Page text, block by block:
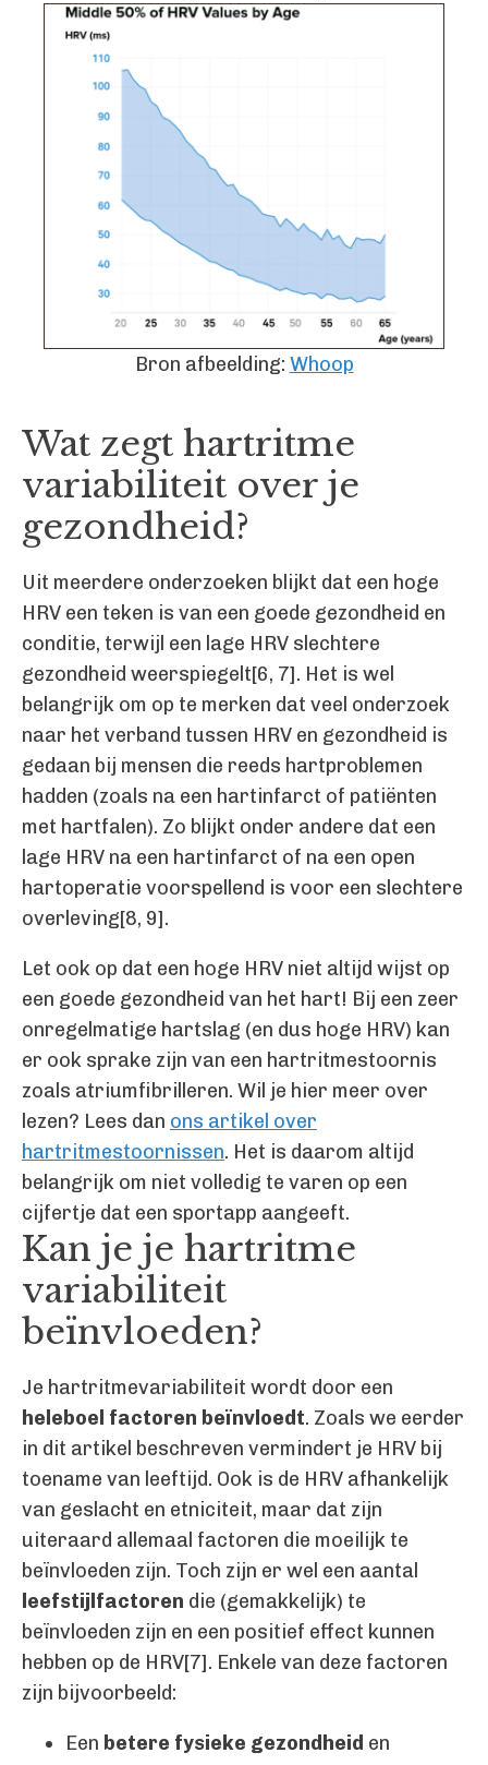
Bron afbeelding: Whoop
Wat zegt hartritme
variabiliteit over je
gezondheid?
Uit meerdere onderzoeken blijkt dat een hoge
HRV een teken is van een goede gezondheid en
conditie, terwijl een lage HRV slechtere
gezondheid weerspiegelt[6, 7]. Het is wel
belangrijk om op te merken dat veel onderzoek
naar het verband tussen HRV en gezondheid is
gedaan bij mensen die reeds hartproblemen
hadden (zoals na een hartinfarct of patiënten
met hartfalen). Zo blijkt onder andere dat een
lage HRV na een hartinfarct of na een open
hartoperatie voorspellend is voor een slechtere
overleving[8, 9].
Let ook op dat een hoge HRV niet altijd wijst op
een goede gezondheid van het hart! Bij een zeer
onregelmatige hartslag (en dus hoge HRV) kan
er ook sprake zijn van een hartritmestoornis
zoals atriumfibrilleren. Wil je hier meer over
lezen? Lees dan ons artikel over
hartritmestoornissen. Het is daarom altijd
belangrijk om niet volledig te varen op een
cijfertje dat een sportapp aangeeft.
Kan je je hartritme
variabiliteit
beïnvloeden?
Je hartritmevariabiliteit wordt door een
heleboel factoren beïnvloedt. Zoals we eerder
in dit artikel beschreven vermindert je HRV bij
toename van leeftijd. Ook is de HRV afhankelijk
van geslacht en etniciteit, maar dat zijn
uiteraard allemaal factoren die moeilijk te
beïnvloeden zijn. Toch zijn er wel een aantal
leefstijlfactoren die (gemakkelijk) te
beïnvloeden zijn en een positief effect kunnen
hebben op de HRV[7]. Enkele van deze factoren
zijn bijvoorbeeld:
Een betere fysieke gezondheid en